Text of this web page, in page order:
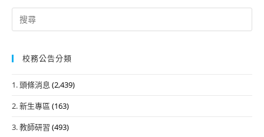
Search
for:
校務公告分類
1. 頭條消息 (2,439)
2. 新生專區 (163)
3. 教師研習 (493)